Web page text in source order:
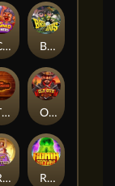
BASH BROS
Ronin Stackways
The Jack & Rose
Crowned Corners
Rise of Fortuna
Old Gun